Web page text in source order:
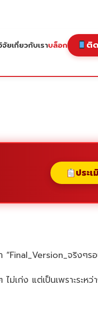
จัยเกี่ยวกับเราบล็อก ติ
ประ
จริงๆร
ก่ง แต่เป็นเพราะระหว่